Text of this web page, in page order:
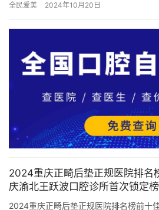
院排行…
全民爱美 2024年10月20日
2024重庆正畸后垫正规医院排名
庆渝北王跃波口腔诊所首次锁定
2024重庆正畸后垫正规医院排名榜前十